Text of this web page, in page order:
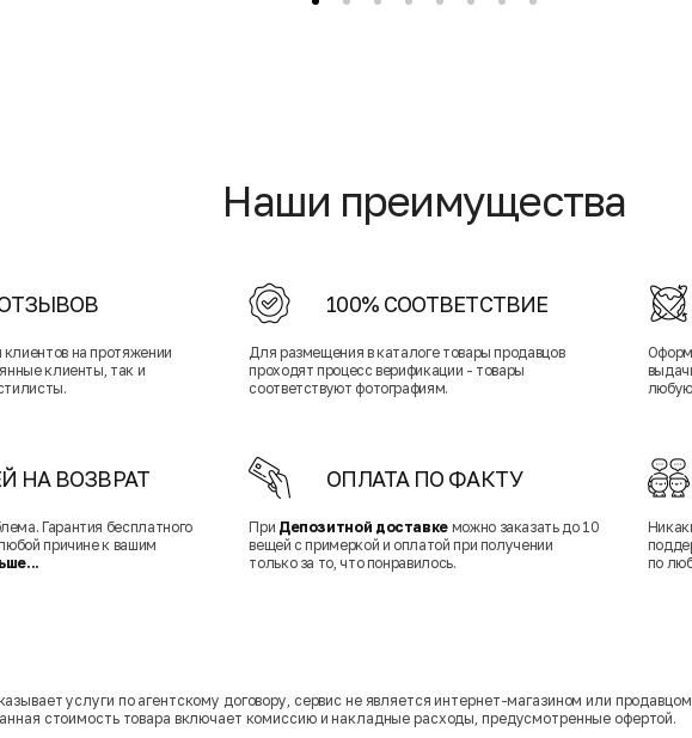
Наши преимущества
ОТЗЫВОВ
на протяжении
клиенты, так и
100% СООТВЕТСТВИЕ
Для размещения в каталоге товары продавцов
проходят процесс верификации - товары
соответствуют фотографиям.
НА ВОЗВРАТ
Гарантия бесплатного
причине к вашим
ОПЛАТА ПО ФАКТУ
При Депозитной доставке можно заказать до 10
вещей с примеркой и оплатой при получении
только за то, что понравилось.
по
услуги по агентскому договору, сервис не является интернет-магазином или
стоимость товара включает комиссию и накладные расходы, предусмотренные офертой.